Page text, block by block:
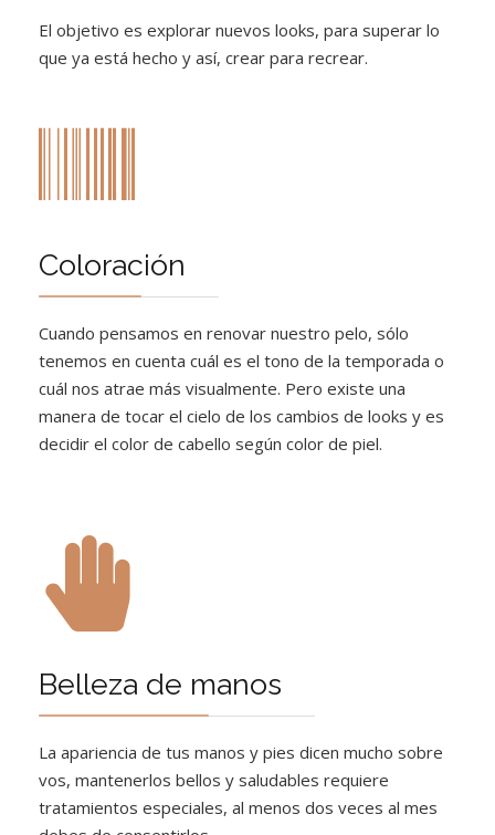
El objetivo es explorar nuevos looks, para superar lo
que ya está hecho y así, crear para recrear.
Coloración
Cuando pensamos en renovar nuestro pelo, sólo
tenemos en cuenta cuál es el tono de la temporada o
cuál nos atrae más visualmente. Pero existe una
manera de tocar el cielo de los cambios de looks y es
decidir el color de cabello según color de piel.
Belleza de manos
La apariencia de tus manos y pies dicen mucho sobre
vos, mantenerlos bellos y saludables requiere
tratamientos especiales, al menos dos veces al mes